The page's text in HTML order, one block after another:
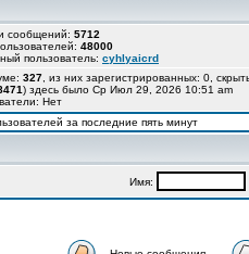
сообщений: 5712
48000
пользователь: cyhlyaicrd
327 , из них зарегистрированных: 0,
) здесь было Ср Июл 29, 2026 10:51 am
Нет
за последние пять минут
Имя: